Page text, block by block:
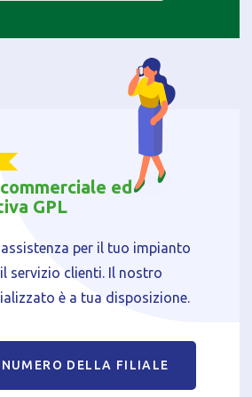
ed
GPL
per il tuo impianto
servizio clienti. Il nostro
è a tua disposizione.
DELLA FILIALE
di cookie tecnici (obbligatori per